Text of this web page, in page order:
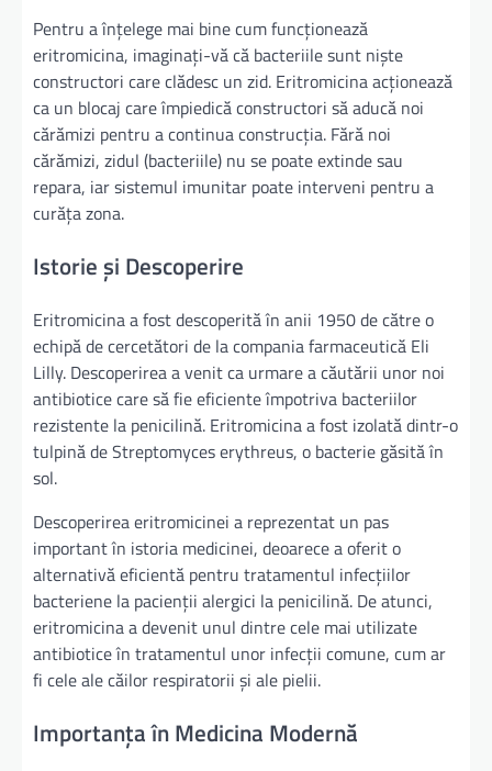
Pentru a înțelege mai bine cum funcționează
eritromicina, imaginați-vă că bacteriile sunt niște
constructori care clădesc un zid. Eritromicina acționează
ca un blocaj care împiedică constructori să aducă noi
cărămizi pentru a continua construcția. Fără noi
cărămizi, zidul (bacteriile) nu se poate extinde sau
repara, iar sistemul imunitar poate interveni pentru a
curăța zona.
Istorie și Descoperire
Eritromicina a fost descoperită în anii 1950 de către o
echipă de cercetători de la compania farmaceutică Eli
Lilly. Descoperirea a venit ca urmare a căutării unor noi
antibiotice care să fie eficiente împotriva bacteriilor
rezistente la penicilină. Eritromicina a fost izolată dintr-o
tulpină de Streptomyces erythreus, o bacterie găsită în
sol.
Descoperirea eritromicinei a reprezentat un pas
important în istoria medicinei, deoarece a oferit o
alternativă eficientă pentru tratamentul infecțiilor
bacteriene la pacienții alergici la penicilină. De atunci,
eritromicina a devenit unul dintre cele mai utilizate
antibiotice în tratamentul unor infecții comune, cum ar
fi cele ale căilor respiratorii și ale pielii.
Importanța în Medicina Modernă